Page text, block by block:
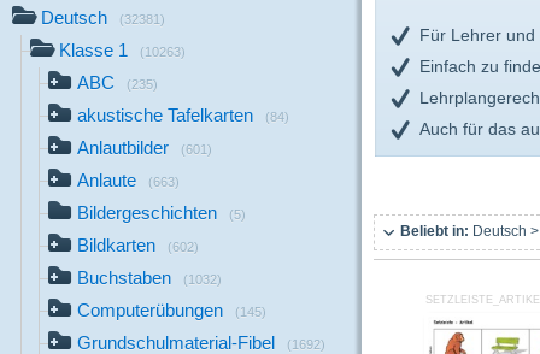
Deutsch (32381)
Klasse 1 (10263)
ABC (235)
akustische Tafelkarten (84)
Anlautbilder (601)
Anlaute (663)
Bildergeschichten (5)
Bildkarten (602)
Buchstaben (1032)
Computerübungen (145)
Grundschulmaterial-Fibel (1692)
Für Lehrer und
Einfach zu
Auch für das
Beliebt in: Deutsch